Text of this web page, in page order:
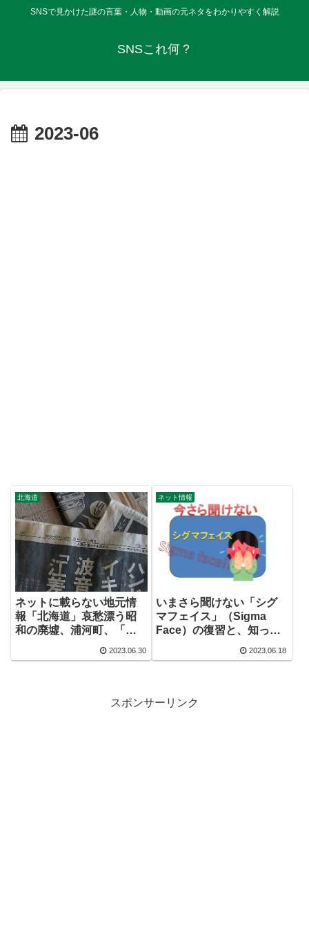
SNSで見かけた謎の言葉・人物・動画の元ネタをわかりやすく解説
SNSこれ何？
2023-06
北海道
ネットに載らない地元情
報「北海道」哀愁漂う昭
和の廃墟、浦河町、「馬
2023.06.30
ネット情報
いまさら聞けない「シグ
マフェイス」（Sigma
Face）の復習と、知って
フェイス：
ＮＯ．１：
2023.06.18
スポンサーリンク